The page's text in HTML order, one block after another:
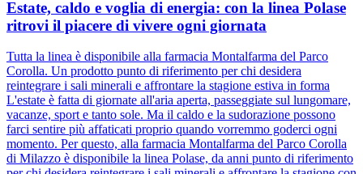
Estate, caldo e voglia di energia: con la linea Polase
ritrovi il piacere di vivere ogni giornata
Tutta la linea è disponibile alla farmacia Montalfarma del Parco
Corolla. Un prodotto punto di riferimento per chi desidera
reintegrare i sali minerali e affrontare la stagione estiva in forma
L'estate è fatta di giornate all'aria aperta, passeggiate sul lungomare,
vacanze, sport e tanto sole. Ma il caldo e la sudorazione possono
farci sentire più affaticati proprio quando vorremmo goderci ogni
momento. Per questo, alla farmacia Montalfarma del Parco Corolla
di Milazzo è disponibile la linea Polase, da anni punto di riferimento